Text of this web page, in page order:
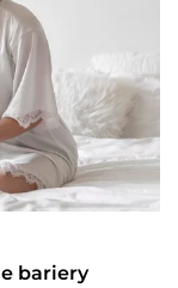
bariery